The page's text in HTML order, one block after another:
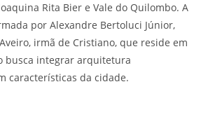
Rita Bier e Vale do Quilombo. A
por Alexandre Bertoluci Júnior,
irmã de Cristiano, que reside em
busca integrar arquitetura
características da cidade.